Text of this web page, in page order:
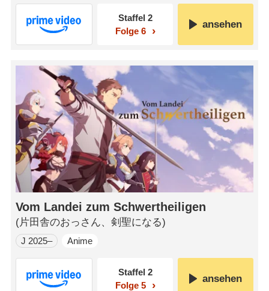
Staffel 2
Folge 6
ansehen
Vom Landei zum Schwertheiligen
(片田舎のおっさん、剣聖になる)
J 2025– Anime
Staffel 2
Folge 5
ansehen